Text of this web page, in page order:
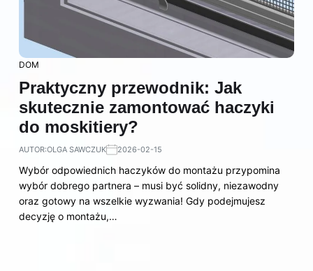
DOM
Praktyczny przewodnik: Jak
skutecznie zamontować haczyki
do moskitiery?
AUTOR:OLGA SAWCZUK 2026-02-15
Wybór odpowiednich haczyków do montażu przypomina
wybór dobrego partnera – musi być solidny, niezawodny
oraz gotowy na wszelkie wyzwania! Gdy podejmujesz
decyzję o montażu,…